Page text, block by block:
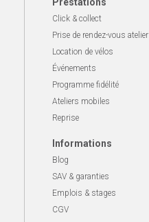
Prestations
Click & collect
Prise de rendez-vous atelier
Location de vélos
Événements
Programme fidélité
Ateliers mobiles
Reprise
Informations
Blog
SAV & garanties
Emplois & stages
CGV